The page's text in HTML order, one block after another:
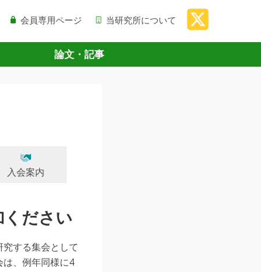
会員専用ページ 当研究所について
論文・記事
入会案内
ださい
する集会として
、例年同様に4